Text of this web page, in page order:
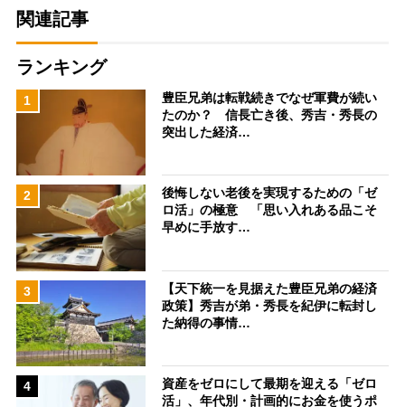
関連記事
ランキング
1
豊臣兄弟は転戦続きでなぜ軍費が続い
たのか？ 信長亡き後、秀吉・秀長の
突出した経済…
2
後悔しない老後を実現するための「ゼ
ロ活」の極意 「思い入れある品こそ
早めに手放す…
3
【天下統一を見据えた豊臣兄弟の経済
政策】秀吉が弟・秀長を紀伊に転封し
た納得の事情…
4
資産をゼロにして最期を迎える「ゼロ
活」、年代別・計画的にお金を使うポ